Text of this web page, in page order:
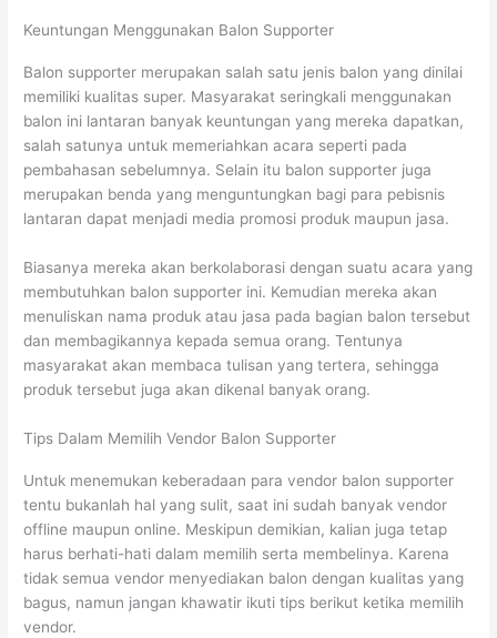
Keuntungan Menggunakan Balon Supporter
Balon supporter merupakan salah satu jenis balon yang dinilai
memiliki kualitas super. Masyarakat seringkali menggunakan
balon ini lantaran banyak keuntungan yang mereka dapatkan,
salah satunya untuk memeriahkan acara seperti pada
pembahasan sebelumnya. Selain itu balon supporter juga
merupakan benda yang menguntungkan bagi para pebisnis
lantaran dapat menjadi media promosi produk maupun jasa.
Biasanya mereka akan berkolaborasi dengan suatu acara yang
membutuhkan balon supporter ini. Kemudian mereka akan
menuliskan nama produk atau jasa pada bagian balon tersebut
dan membagikannya kepada semua orang. Tentunya
masyarakat akan membaca tulisan yang tertera, sehingga
produk tersebut juga akan dikenal banyak orang.
Tips Dalam Memilih Vendor Balon Supporter
Untuk menemukan keberadaan para vendor balon supporter
tentu bukanlah hal yang sulit, saat ini sudah banyak vendor
offline maupun online. Meskipun demikian, kalian juga tetap
harus berhati-hati dalam memilih serta membelinya. Karena
tidak semua vendor menyediakan balon dengan kualitas yang
bagus, namun jangan khawatir ikuti tips berikut ketika memilih
vendor.